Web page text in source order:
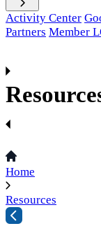
Activity Center
Partners Member
Home
Resources